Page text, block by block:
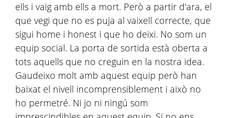
ells i vaig amb ells a mort. Però a partir d'ara, el
que vegi que no es puja al vaixell correcte, que
sigui home i honest i que ho deixi. No som un
equip social. La porta de sortida està oberta a
tots aquells que no creguin en la nostra idea.
Gaudeixo molt amb aquest equip però han
baixat el nivell incomprensiblement i això no
ho permetré. Ni jo ni ningú som